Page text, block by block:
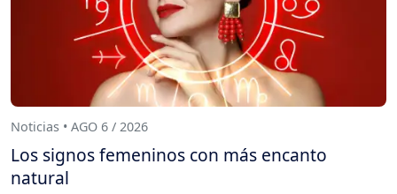
Noticias • AGO 6 / 2026
Los signos femeninos con más encanto
natural